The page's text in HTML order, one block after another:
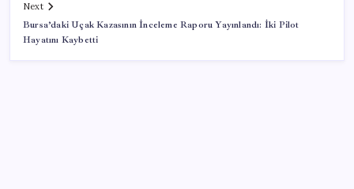
Next
Bursa’daki Uçak Kazasının İnceleme Raporu Yayınlandı: İki Pilot
Hayatını Kaybetti